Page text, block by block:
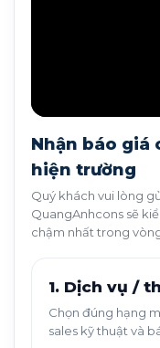
Nhận báo giá
hiện trường
Quý khách vui lòng
QuangAnhcons sẽ
chậm nhất trong
1. Dịch vụ /
Chọn đúng hạng
sales kỹ thuật và